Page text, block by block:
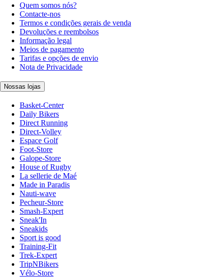
Quem somos nós?
Contacte-nos
Termos e condições gerais de venda
Devoluções e reembolsos
Informação legal
Meios de pagamento
Tarifas e opções de envio
Nota de Privacidade
Nossas lojas
Basket-Center
Daily Bikers
Direct Running
Direct-Volley
Espace Golf
Foot-Store
Galope-Store
House of Rugby
La sellerie de Maé
Made in Paradis
Nauti-wave
Pecheur-Store
Smash-Expert
Sneak'In
Sneakids
Sport is good
Training-Fit
Trek-Expert
TripNBikers
Vélo-Store